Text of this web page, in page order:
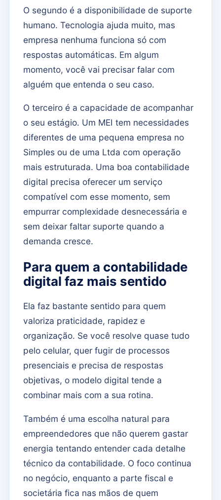
O segundo é a disponibilidade de suporte
humano. Tecnologia ajuda muito, mas
empresa nenhuma funciona só com
respostas automáticas. Em algum
momento, você vai precisar falar com
alguém que entenda o seu caso.
O terceiro é a capacidade de acompanhar
o seu estágio. Um MEI tem necessidades
diferentes de uma pequena empresa no
Simples ou de uma Ltda com operação
mais estruturada. Uma boa contabilidade
digital precisa oferecer um serviço
compatível com esse momento, sem
empurrar complexidade desnecessária e
sem deixar faltar suporte quando a
demanda cresce.
Para quem a contabilidade
digital faz mais sentido
Ela faz bastante sentido para quem
valoriza praticidade, rapidez e
organização. Se você resolve quase tudo
pelo celular, quer fugir de processos
presenciais e precisa de respostas
objetivas, o modelo digital tende a
combinar mais com a sua rotina.
Também é uma escolha natural para
empreendedores que não querem gastar
energia tentando entender cada detalhe
técnico da contabilidade. O foco continua
no negócio, enquanto a parte fiscal e
societária fica nas mãos de quem